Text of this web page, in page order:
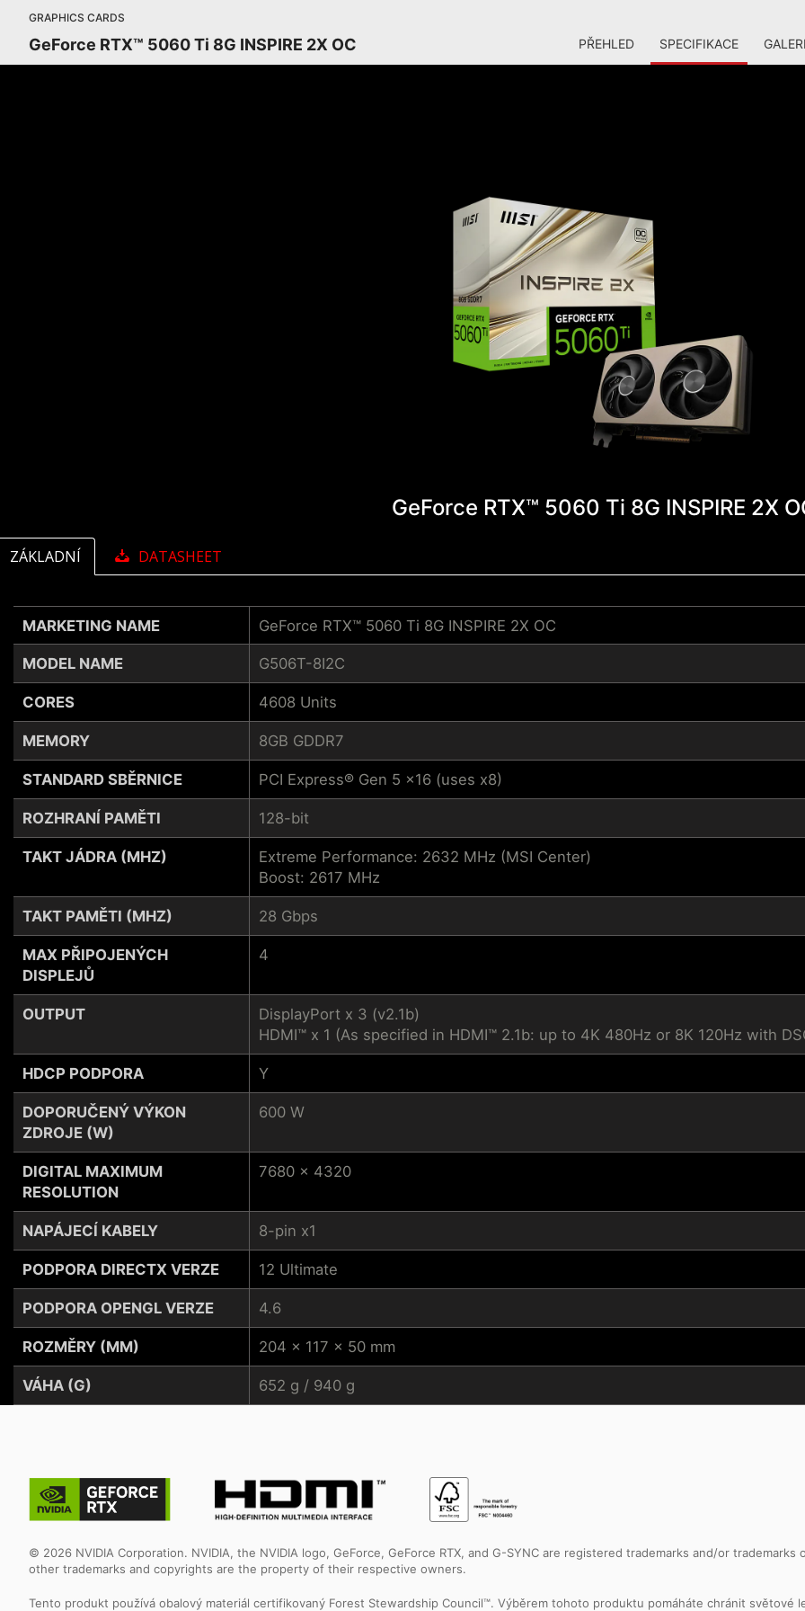
GRAPHICS CARDS
GeForce RTX™ 5060 Ti 8G INSPIRE 2X OC PŘEHLED SPECIFIKACE
GeForce RTX™ 5060 Ti 8G INSPIRE 2X
ZÁKLADNÍ DATASHEET
MARKETING NAME
MODEL NAME
CORES
MEMORY
STANDARD SBĚRNICE
ROZHRANÍ PAMĚTI
TAKT JÁDRA (MHZ)
TAKT PAMĚTI (MHZ)
MAX PŘIPOJENÝCH
DISPLEJŮ
OUTPUT
HDCP PODPORA
DOPORUČENÝ VÝKON
ZDROJE (W)
DIGITAL MAXIMUM
RESOLUTION
NAPÁJECÍ KABELY
PODPORA DIRECTX VERZE
PODPORA OPENGL VERZE
ROZMĚRY (MM)
VÁHA (G)
GeForce RTX™ 5060 Ti 8G INSPIRE 2X OC
G506T-8I2C
4608 Units
8GB GDDR7
PCI Express® Gen 5 x16 (uses x8)
128-bit
Extreme Performance: 2632 MHz (MSI Center)
Boost: 2617 MHz
28 Gbps
4
DisplayPort x 3 (v2.1b)
HDMI™ x 1 (As specified in HDMI™ 2.1b: up to 4K 480Hz or 8K 120Hz with
Y
600 W
7680 x 4320
8-pin x1
12 Ultimate
4.6
204 x 117 x 50 mm
652 g / 940 g
© 2026 NVIDIA Corporation. NVIDIA, the NVIDIA logo, GeForce, GeForce RTX, and G-SYNC are registered trademarks and/or
other trademarks and copyrights are the property of their respective owners.
Tento produkt používá obalový materiál certifikovaný Forest Stewardship Council™. Výběrem tohoto produktu pomáháte chránit světové